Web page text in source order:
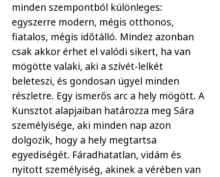
minden szempontból különleges:
egyszerre modern, mégis otthonos,
fiatalos, mégis időtálló. Mindez azonban
csak akkor érhet el valódi sikert, ha van
mögötte valaki, aki a szívét-lelkét
beleteszi, és gondosan ügyel minden
részletre. Egy ismerős arc a hely mögött. A
Kunsztot alapjaiban határozza meg Sára
személyisége, aki minden nap azon
dolgozik, hogy a hely megtartsa
egyediségét. Fáradhatatlan, vidám és
nyitott személyiség, akinek a vérében van